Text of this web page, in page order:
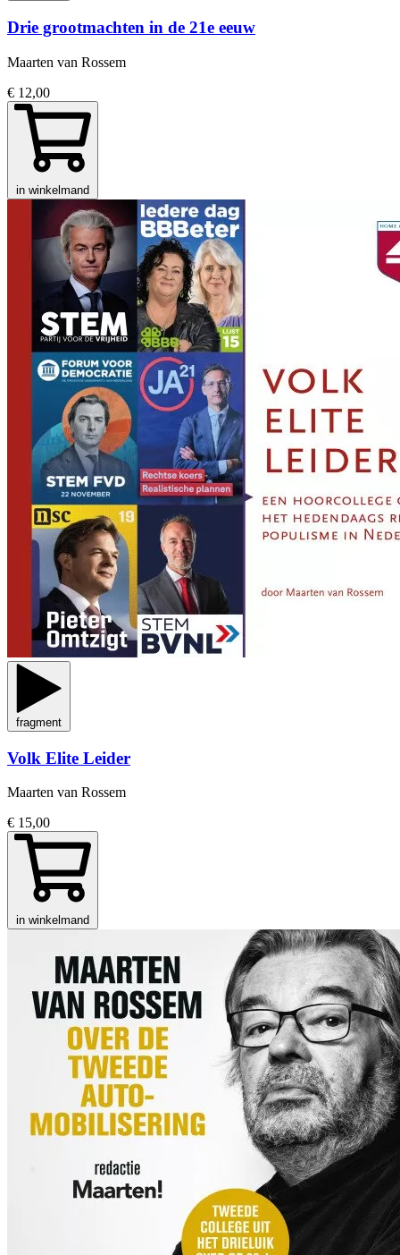
Drie grootmachten in de 21e eeuw
Maarten van Rossem
€ 12,00
in winkelmand
fragment
Volk Elite Leider
Maarten van Rossem
€ 15,00
in winkelmand